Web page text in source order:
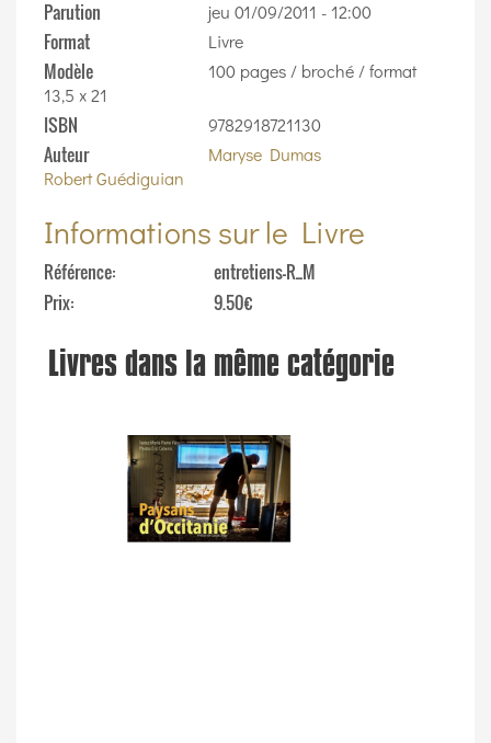
Parution jeu 01/09/2011 - 12:00
Format Livre
Modèle
100 pages / broché / format
13,5 x 21
ISBN 9782918721130
Auteur
Maryse Dumas
Robert Guédiguian
Informations sur le Livre
Référence
entretiens-R_M
Prix
9.50€
Livres dans la même catégorie